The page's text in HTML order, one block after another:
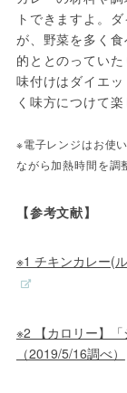
トできますよ。
が、野菜を多く
的ととのってい
味付けはダイエ
く味方につけて楽
※電子レンジはお使
ながら加熱時間を調
【参考文献】
※1 チキンカレー(
※2 【カロリー】
（2019/5/16調べ）